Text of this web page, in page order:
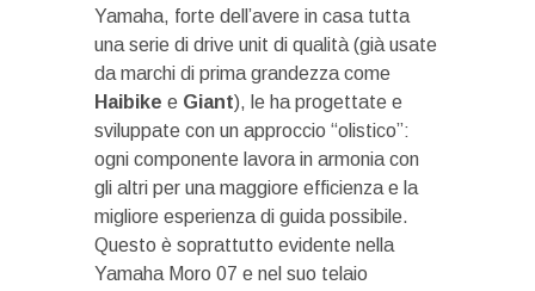
Yamaha, forte dell’avere in casa tutta
una serie di drive unit di qualità (già usate
da marchi di prima grandezza come
Haibike e Giant), le ha progettate e
sviluppate con un approccio “olistico”:
ogni componente lavora in armonia con
gli altri per una maggiore efficienza e la
migliore esperienza di guida possibile.
Questo è soprattutto evidente nella
Yamaha Moro 07 e nel suo telaio